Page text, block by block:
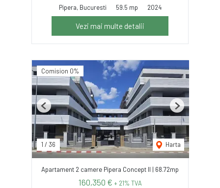
Pipera, Bucuresti
59.5 mp 2024
Vezi mai multe detalii
Comision 0%
1 / 36 Harta
Previous Next
Apartament 2 camere Pipera Concept II | 68.72mp
160,350 € + 21% TVA